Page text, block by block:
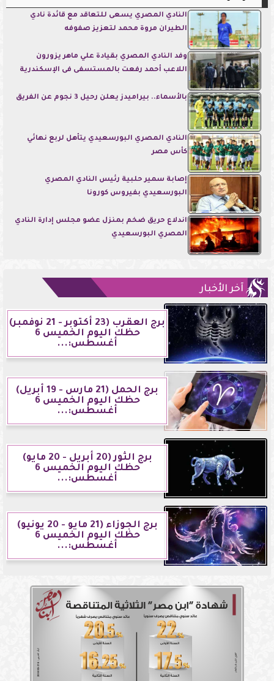
النادي المصري يسعى للتعاقد مع قائدة نادي
الطيران مروة محمد لتعزيز صفوفه
وفد النادي المصري بقيادة علي ماهر يزورون
اللاعب أحمد رفعت بالمستسفى فى الإسكندرية
بالأسماء.. بيراميدز يعلن رحيل 3 نجوم عن الفريق
النادي المصري البورسعيدي يتأهل لربع نهائي
كأس مصر
إصابة سمير حلبية رئيس النادي المصري
البورسعيدي بفيروس كورونا
اندلاع حريق ضخم بمنزل عضو مجلس إدارة النادي
المصري البورسعيدي
آخر الأخبار
برج العقرب (23 أكتوبر - 21 نوفمبر)
حظك اليوم الخميس 6
أغسطس:...
برج الحمل (21 مارس - 19 أبريل)
حظك اليوم الخميس 6
أغسطس:...
برج الثور (20 أبريل - 20 مايو)
حظك اليوم الخميس 6
أغسطس:...
برج الجوزاء (21 مايو - 20 يونيو)
حظك اليوم الخميس 6
أغسطس:...